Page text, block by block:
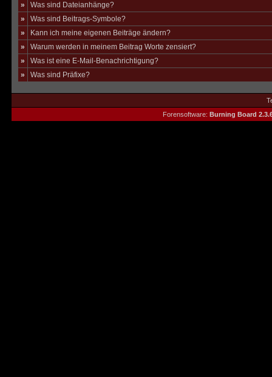
»
Was sind Dateianhänge?
»
Was sind Beitrags-Symbole?
»
Kann ich meine eigenen Beiträge ändern?
»
Warum werden in meinem Beitrag Worte zensiert?
»
Was ist eine E-Mail-Benachrichtigung?
»
Was sind Präfixe?
Forensoftware: Burning Board